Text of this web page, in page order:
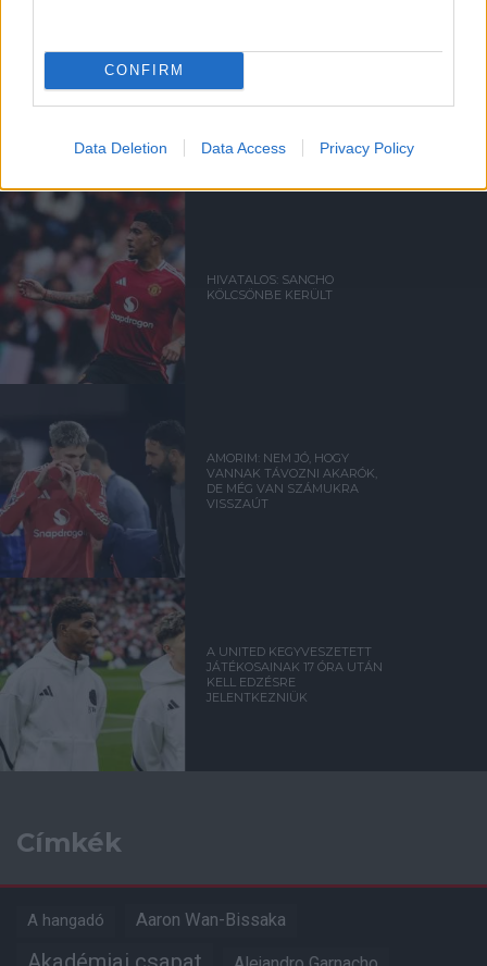
CONFIRM
Data Deletion Data Access Privacy Policy
KIK MARADNAK ÉS
HIVATALOS: SANCHO
KÖLCSÖNBE KERÜLT
AMORIM: NEM JÓ, HOGY
VANNAK TÁVOZNI AKARÓK,
DE MÉG VAN SZÁMUKRA
VISSZAÚT
A UNITED KEGYVESZETETT
JÁTÉKOSAINAK 17 ÓRA UTÁN
KELL EDZÉSRE
JELENTKEZNIÜK
Címkék
A hangadó Aaron Wan-Bissaka